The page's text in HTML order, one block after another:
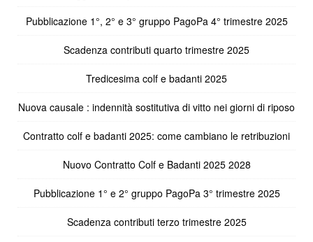
Pubblicazione 1°, 2° e 3° gruppo PagoPa 4° trimestre 2025
Scadenza contributi quarto trimestre 2025
Tredicesima colf e badanti 2025
Nuova causale : indennità sostitutiva di vitto nei giorni di riposo
Contratto colf e badanti 2025: come cambiano le retribuzioni
Nuovo Contratto Colf e Badanti 2025 2028
Pubblicazione 1° e 2° gruppo PagoPa 3° trimestre 2025
Scadenza contributi terzo trimestre 2025